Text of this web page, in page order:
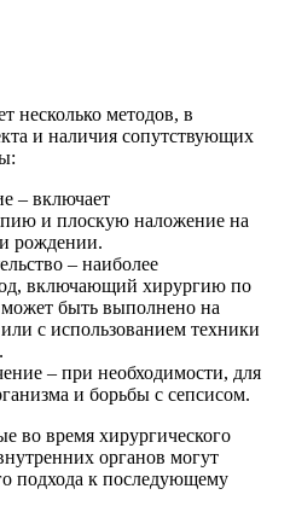
несколько методов, в
и наличия сопутствующих
– включает
и плоскую наложение на
рождении.
– наиболее
включающий хирургию по
быть выполнено на
с использованием техники
– при необходимости, для
и борьбы с сепсисом.
во время хирургического
органов могут
подхода к последующему